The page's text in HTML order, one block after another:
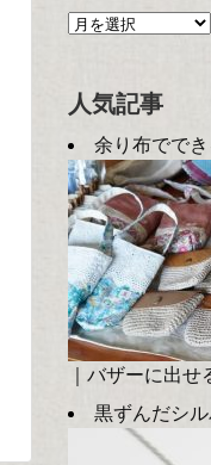
人気記事
余り布でで
｜バザーに出せ
黒ずんだシ